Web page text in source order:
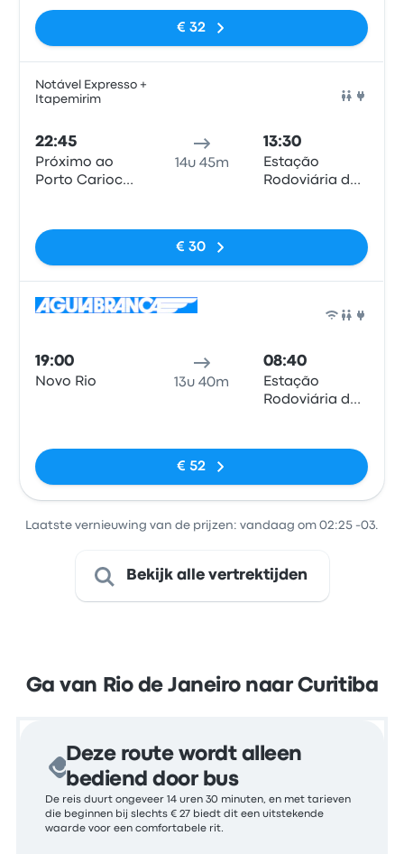
€ 32
Notável Expresso +
Itapemirim
22:45
Próximo ao
Porto Carioca
14u 45m
13:30
Estação
Rodoviária de
€ 30
19:00
Novo Rio 13u 40m
08:40
Estação
Rodoviária de
€ 52
Laatste vernieuwing van de prijzen: vandaag om 02:25 -03.
Bekijk alle vertrektijden
Ga van Rio de Janeiro naar Curitiba
Deze route wordt alleen
bediend door bus
De reis duurt ongeveer 14 uren 30 minuten, en met tarieven
die beginnen bij slechts € 27 biedt dit een uitstekende
waarde voor een comfortabele rit.